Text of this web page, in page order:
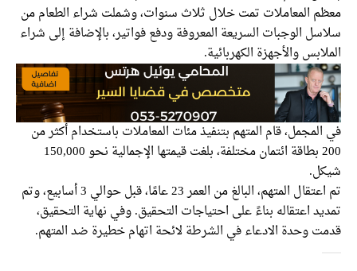
معظم المعاملات تمت خلال ثلاث سنوات، وشملت شراء الطعام من
سلاسل الوجبات السريعة المعروفة ودفع فواتير، بالإضافة إلى شراء
الملابس والأجهزة الكهربائية.
في المجمل، قام المتهم بتنفيذ مئات المعاملات باستخدام أكثر من
200 بطاقة ائتمان مختلفة، بلغت قيمتها الإجمالية نحو 150,000
شيكل.
تم اعتقال المتهم، البالغ من العمر 23 عامًا، قبل حوالي 3 أسابيع، وتم
تمديد اعتقاله بناءً على احتياجات التحقيق. وفي نهاية التحقيق،
قدمت وحدة الادعاء في الشرطة لائحة اتهام خطيرة ضد المتهم.